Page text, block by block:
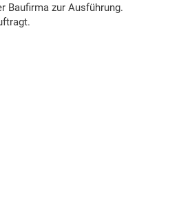
Baufirma zur Ausführung.